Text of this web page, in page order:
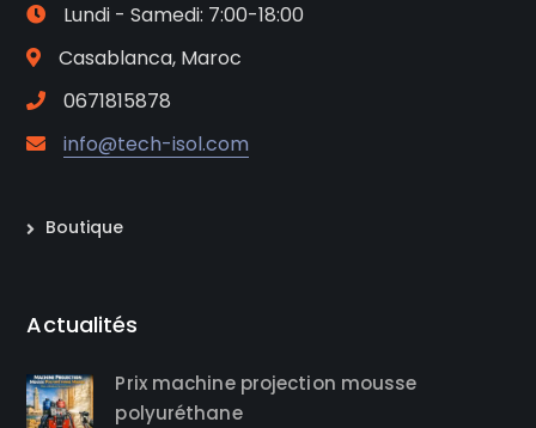
Lundi - Samedi: 7:00-18:00
Casablanca, Maroc
0671815878
info@tech-isol.com
Boutique
Actualités
Prix machine projection mousse
polyuréthane